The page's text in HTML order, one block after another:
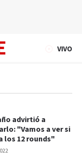
VIVO
advirtió a
"Vamos a ver si
los 12 rounds"